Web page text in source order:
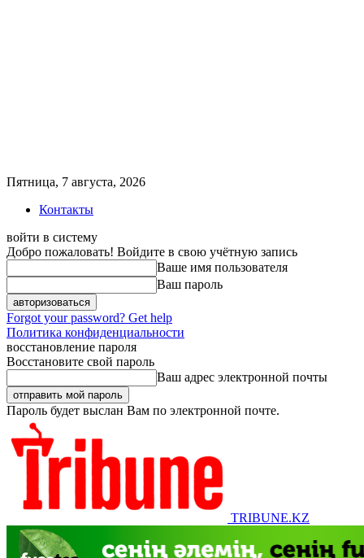
Пятница, 7 августа, 2026
Контакты
войти в систему
Добро пожаловать! Войдите в свою учётную запись
Ваше имя пользователя
Ваш пароль
Forgot your password? Get help
Политика конфиденциальности
восстановление пароля
Восстановите свой пароль
Ваш адрес электронной почты
Пароль будет выслан Вам по электронной почте.
TRIBUNE.KZ